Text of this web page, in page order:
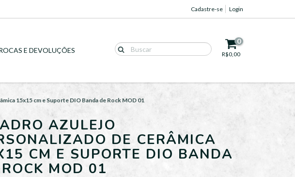
Cadastre-se Login
E DEVOLUÇÕES
0
R$0,00
15x15 cm e Suporte DIO Banda de Rock MOD 01
AZULEJO
DE CERÂMICA
CM E SUPORTE DIO BANDA
MOD 01